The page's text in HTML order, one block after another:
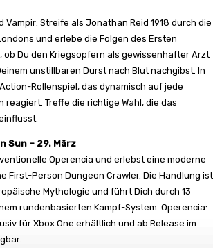
Vampir: Streife als Jonathan Reid 1918 durch die
und erlebe die Folgen des Ersten
ob Du den Kriegsopfern als gewissenhafter Arzt
unstillbaren Durst nach Blut nachgibst. In
Rollenspiel, das dynamisch auf jede
reagiert. Treffe die richtige Wahl, die das
Sun – 29. März
Operencia und erlebst eine moderne
First-Person Dungeon Crawler. Die Handlung ist
Mythologie und führt Dich durch 13
rundenbasierten Kampf-System. Operencia:
für Xbox One erhältlich und ab Release im